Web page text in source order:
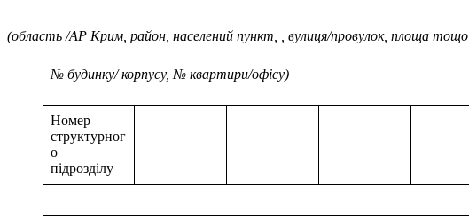
(область /АР Крим, район, населений пункт, , вулиця/провулок, площа тощо
№ будинку/ корпусу, № квартири/офісу)
Номер
структурног
о
підрозділу